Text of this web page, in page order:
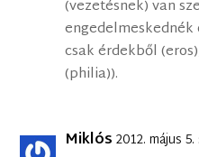
(vezetésnek) van
csak érdekből
(philia)).
Miklós 2012. május